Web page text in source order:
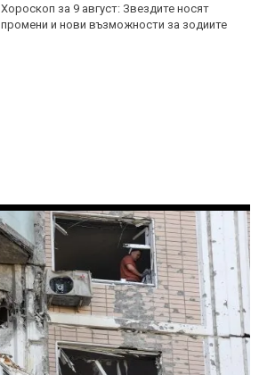
Хороскоп за 9 август: Звездите носят
промени и нови възможности за зодиите